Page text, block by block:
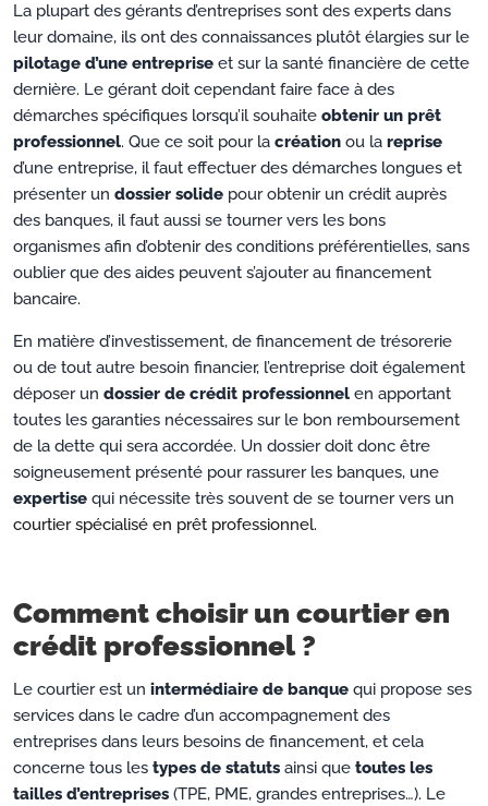
La plupart des gérants d’entreprises sont des experts dans
leur domaine, ils ont des connaissances plutôt élargies sur le
pilotage d’une entreprise et sur la santé financière de cette
dernière. Le gérant doit cependant faire face à des
démarches spécifiques lorsqu’il souhaite obtenir un prêt
professionnel. Que ce soit pour la création ou la reprise
d’une entreprise, il faut effectuer des démarches longues et
présenter un dossier solide pour obtenir un crédit auprès
des banques, il faut aussi se tourner vers les bons
organismes afin d’obtenir des conditions préférentielles, sans
oublier que des aides peuvent s’ajouter au financement
bancaire.
En matière d’investissement, de financement de trésorerie
ou de tout autre besoin financier, l’entreprise doit également
déposer un dossier de crédit professionnel en apportant
toutes les garanties nécessaires sur le bon remboursement
de la dette qui sera accordée. Un dossier doit donc être
soigneusement présenté pour rassurer les banques, une
expertise qui nécessite très souvent de se tourner vers un
courtier spécialisé en prêt professionnel.
Comment choisir un courtier en
crédit professionnel ?
Le courtier est un intermédiaire de banque qui propose ses
services dans le cadre d’un accompagnement des
entreprises dans leurs besoins de financement, et cela
concerne tous les types de statuts ainsi que toutes les
tailles d’entreprises (TPE, PME, grandes entreprises…). Le